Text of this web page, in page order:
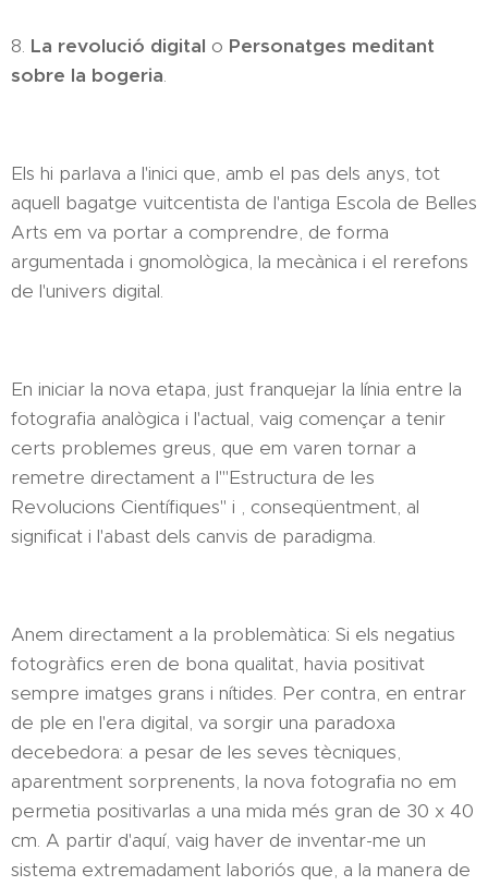
8. La revolució digital o Personatges meditant
sobre la bogeria.
Els hi parlava a l'inici que, amb el pas dels anys, tot
aquell bagatge vuitcentista de l'antiga Escola de Belles
Arts em va portar a comprendre, de forma
argumentada i gnomològica, la mecànica i el rerefons
de l'univers digital.
En iniciar la nova etapa, just franquejar la línia entre la
fotografia analògica i l'actual, vaig començar a tenir
certs problemes greus, que em varen tornar a
remetre directament a l'"Estructura de les
Revolucions Científiques" i , conseqüentment, al
significat i l'abast dels canvis de paradigma.
Anem directament a la problemàtica: Si els negatius
fotogràfics eren de bona qualitat, havia positivat
sempre imatges grans i nítides. Per contra, en entrar
de ple en l'era digital, va sorgir una paradoxa
decebedora: a pesar de les seves tècniques,
aparentment sorprenents, la nova fotografia no em
permetia positivarlas a una mida més gran de 30 x 40
cm. A partir d'aquí, vaig haver de inventar-me un
sistema extremadament laboriós que, a la manera de